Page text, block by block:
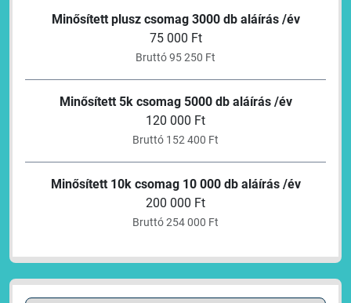
Minősített plusz csomag 3000 db aláírás /év
75 000 Ft
Bruttó 95 250 Ft
Minősített 5k csomag 5000 db aláírás /év
120 000 Ft
Bruttó 152 400 Ft
Minősített 10k csomag 10 000 db aláírás /év
200 000 Ft
Bruttó 254 000 Ft